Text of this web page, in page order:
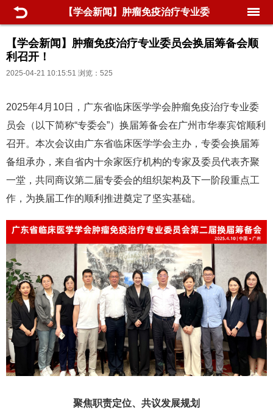
【学会新闻】肿瘤免疫治疗专业委
员会换届筹备会顺利召开！
【学会新闻】肿瘤免疫治疗专业委员会换届筹备会顺
利召开！
2025-04-21 10:15:51 浏览：525
2025年4月10日，广东省临床医学学会肿瘤免疫治疗专业委
员会（以下简称“专委会”）换届筹备会在广州市华泰宾馆顺利
召开。本次会议由广东省临床医学学会主办，专委会换届筹
备组承办，来自省内十余家医疗机构的专家及委员代表齐聚
一堂，共同商议第二届专委会的组织架构及下一阶段重点工
作，为换届工作的顺利推进奠定了坚实基础。
聚焦职责定位、共议发展规划